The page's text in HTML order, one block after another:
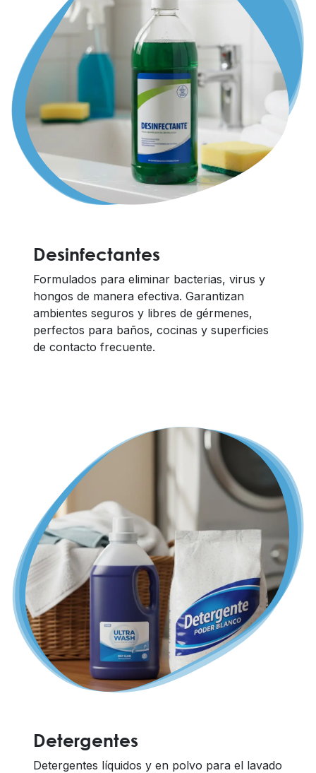
Desinfectantes
Formulados para eliminar bacterias, virus y
hongos de manera efectiva. Garantizan
ambientes seguros y libres de gérmenes,
perfectos para baños, cocinas y superficies
de contacto frecuente.
Detergentes
Detergentes líquidos y en polvo para el lavado